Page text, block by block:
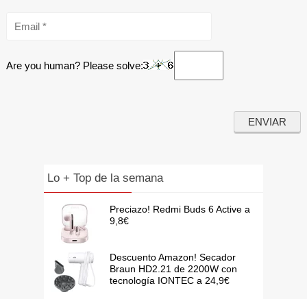
Are you human? Please solve:
Lo + Top de la semana
Preciazo! Redmi Buds 6 Active a
9,8€
Descuento Amazon! Secador
Braun HD2.21 de 2200W con
tecnología IONTEC a 24,9€